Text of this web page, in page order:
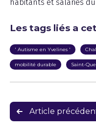
habitants et salariés
Les tags liés a
' Autisme en Yvelines '
mobilité durable Saint-
Navigation
de
Article